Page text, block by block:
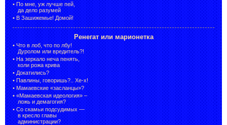
• По мне, уж лучше пей,
да дело разумей
• В Зашижемье! Домой!
Ренегат или марионетка
• Что в лоб, что по лбу!
Дуролом или вредитель?!
• На зеркало неча пенять,
коли рожа крива
• Докатились?
• Павлины, говоришь?.. Хе-х!
• Мамаевские «засланцы»?
• «Мамаевская идеология» –
ложь и демагогия?
• Со скамьи подсудимых —
в кресло главы
администрации?